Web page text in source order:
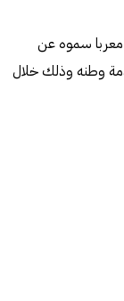
معربا سموه عن
وطنه وذلك خلال